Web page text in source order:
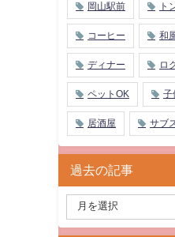
岡山駅前 ト
コーヒー 和
ディナー ロ
ペットOK 子
居酒屋 サブ
過去の記事